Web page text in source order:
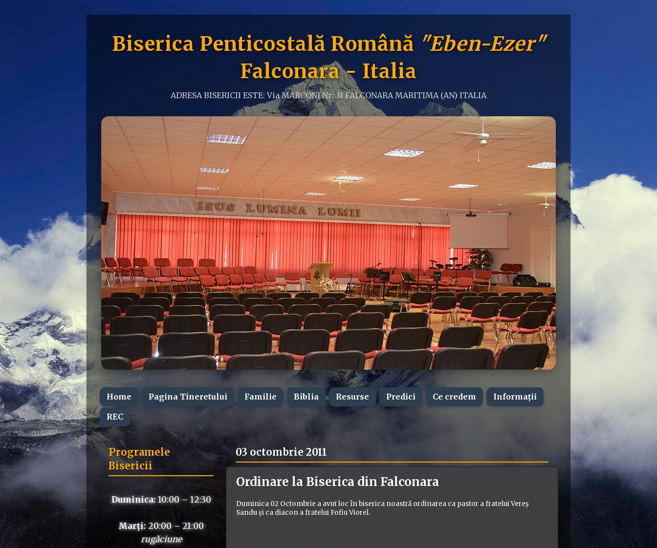
Biserica Penticostală Română "Eben-Ezer"
Falconara - Italia
ADRESA BISERICII ESTE: Via MARCONI Nr: 31 FALCONARA MARITIMA (AN) ITALIA
Home Pagina Tineretului Familie Biblia Resurse Predici Ce credem Informații
REC
03 octombrie 2011
Ordinare la Biserica din Falconara
Duminica 02 Octombrie a avut loc în biserica noastră ordinarea ca pastor a fratelui Vereș
Sandu și ca diacon a fratelui Fofiu Viorel.
Programele
Bisericii
Duminica: 10:00 – 12:30
Marți:20:00 – 21:00
rugăciune